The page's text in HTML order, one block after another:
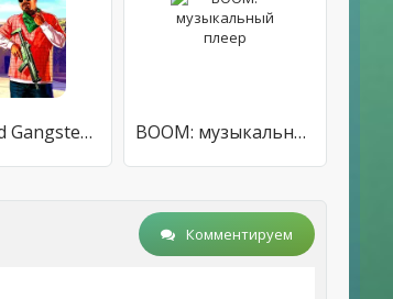
City Grand Gangster Crime BOOM: музыкальный плеер
Комментируем